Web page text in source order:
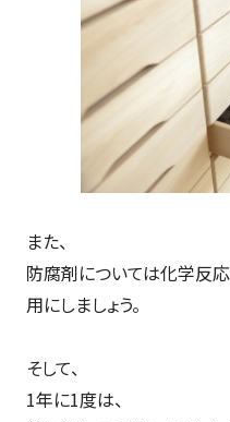
また、
防腐剤については化学反
用にしましょう。
そして、
1年に1度は、